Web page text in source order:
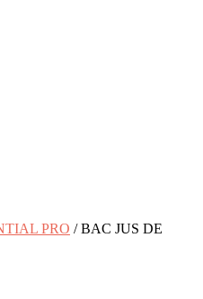
PRO / BAC JUS DE